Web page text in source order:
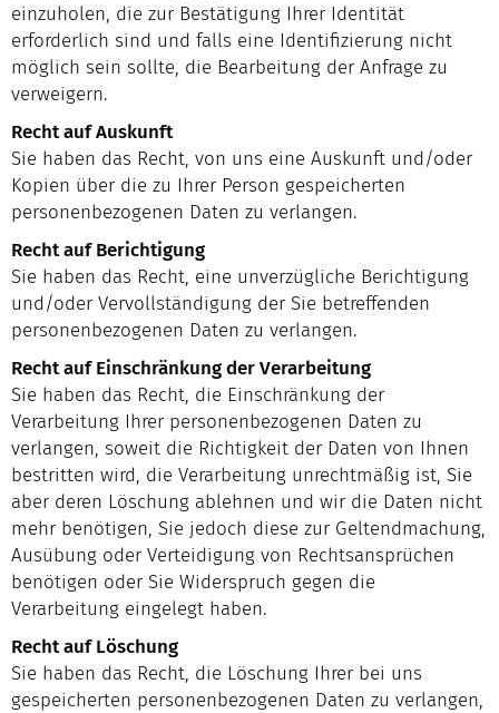
einzuholen, die zur Bestätigung Ihrer Identität
erforderlich sind und falls eine Identifizierung nicht
möglich sein sollte, die Bearbeitung der Anfrage zu
verweigern.
Recht auf Auskunft
Sie haben das Recht, von uns eine Auskunft und/oder
Kopien über die zu Ihrer Person gespeicherten
personenbezogenen Daten zu verlangen.
Recht auf Berichtigung
Sie haben das Recht, eine unverzügliche Berichtigung
und/oder Vervollständigung der Sie betreffenden
personenbezogenen Daten zu verlangen.
Recht auf Einschränkung der Verarbeitung
Sie haben das Recht, die Einschränkung der
Verarbeitung Ihrer personenbezogenen Daten zu
verlangen, soweit die Richtigkeit der Daten von Ihnen
bestritten wird, die Verarbeitung unrechtmäßig ist, Sie
aber deren Löschung ablehnen und wir die Daten nicht
mehr benötigen, Sie jedoch diese zur Geltendmachung,
Ausübung oder Verteidigung von Rechtsansprüchen
benötigen oder Sie Widerspruch gegen die
Verarbeitung eingelegt haben.
Recht auf Löschung
Sie haben das Recht, die Löschung Ihrer bei uns
gespeicherten personenbezogenen Daten zu verlangen,